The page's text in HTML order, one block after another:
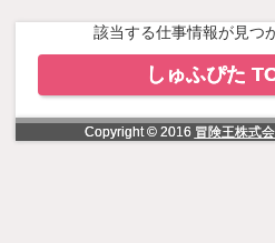
該当する仕事情報が見つ
しゅふぴた
Copyright © 2016 冒険王株式